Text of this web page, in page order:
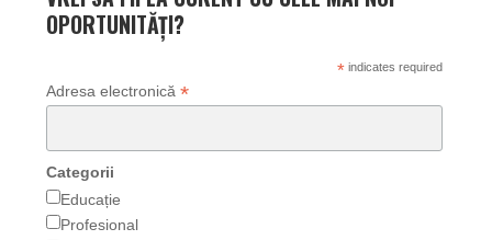
OPORTUNITĂȚI?
*indicates required
Adresa electronică *
Categorii
Educație
Profesional